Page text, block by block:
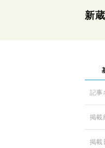
新
記事
掲載
掲載